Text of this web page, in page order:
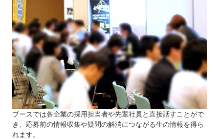
ブースでは各企業の採用担当者や先輩社員と直接話すことがで
き、応募前の情報収集や疑問の解消につながる生の情報を得ら
れます。